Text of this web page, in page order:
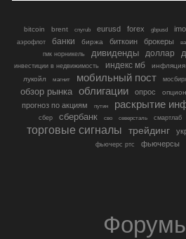
bitcoin brent cnyrub eurusd forex gbpusd
аэрофлот банки биржа биткоин брокеры
гмк норникель
дивиденды доллар
инвестиции в недвижимость индекс мб
инфляция
лукойл
магнит мобильный пост
обзор рынка облигации опрос
прогноз по акциям путин раскрытие
сбер сбербанк сво северсталь смартлаб
торговые сигналы трейдинг
фьючерс ртс фьючерсы